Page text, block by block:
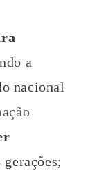
a
nacional